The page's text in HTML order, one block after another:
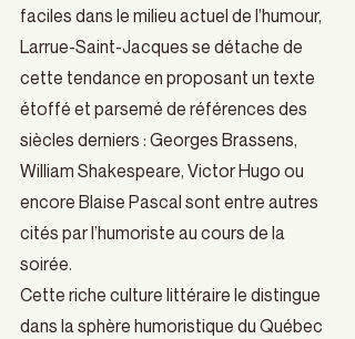
faciles dans le milieu actuel de l’humour,
Larrue-Saint-Jacques se détache de
cette tendance en proposant un texte
étoffé et parsemé de références des
siècles derniers : Georges Brassens,
William Shakespeare, Victor Hugo ou
encore Blaise Pascal sont entre autres
cités par l’humoriste au cours de la
soirée.
Cette riche culture littéraire le distingue
dans la sphère humoristique du Québec